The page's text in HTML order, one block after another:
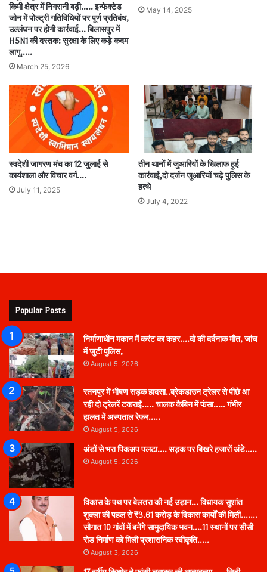
किमी क्षेत्र में निगरानी बढ़ी….. इन्फेक्टेड
जोन में पोल्ट्री गतिविधियों पर पूर्ण प्रतिबंध,
उल्लंघन पर होगी कार्रवाई… बिलासपुर में
H5N1 की दस्तक: सुरक्षा के लिए कड़े कदम
लागू…..
March 25, 2026
May 14, 2025
स्वदेशी जागरण मंच का 12 जुलाई से
कार्यशाला और विचार वर्ग….
July 11, 2025
तीन थानों में जुआरियों के खिलाफ हुई
कार्रवाई,दो दर्जन जुआरियों चढ़े पुलिस के
हत्थे
July 4, 2022
Popular Posts
निर्माणाधीन मकान में करंट का कहर….दो की दर्दनाक मौत, जांच
में जुटी पुलिस,
August 5, 2026
रतनपुर में भीषण सड़क हादसा..ब्रेकडाउन ट्रेलर से पीछे आ
रही दो ट्रेलरें टकराईं….. चालक कैबिन में फंसा….. गंभीर
हालत में अस्पताल रेफर…..
August 5, 2026
अंडों से भरा पिकअप पलटा…. सड़क पर बिखरे हजारों अंडे…..
August 5, 2026
विकास के पथ पर बेलतरा की नई उड़ान… विधायक सुशांत
शुक्ला की पहल से ₹3.61 करोड़ के विकास कार्यों की मिली…….
सौगात 10 गांवों में बनेंगे सामुदायिक भवन….11 स्थानों पर सीसी
रोड निर्माण को मिली प्रशासनिक स्वीकृति…..
August 3, 2026